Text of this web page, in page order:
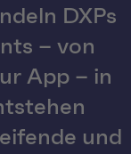
DXPs
– von
App – in
und